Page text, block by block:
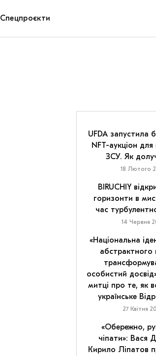
Спецпроєкти
Carpathian Cult про різдвяні свята
UFDA запустила
NFT-аукціон для
ЗСУ. Як
18 Лютого
BIRUCHIY
горизонти в
час
14 Червня
«Національна
абстрактного
особистий
митці про те, як
українське
27 Квітня
«Обережно,
чіпати»: Вася
Кирило Ліпатов